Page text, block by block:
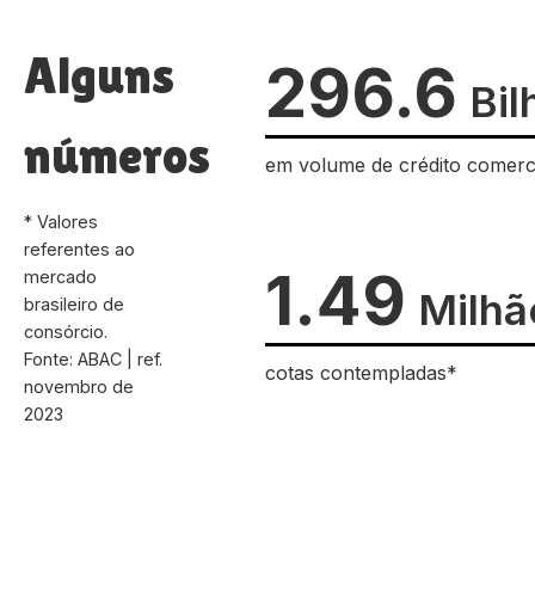
Alguns
números
* Valores
referentes ao
mercado
brasileiro de
consórcio.
Fonte: ABAC | ref.
novembro de
2023
296.6
em volume de crédito
1.49
cotas contempladas*